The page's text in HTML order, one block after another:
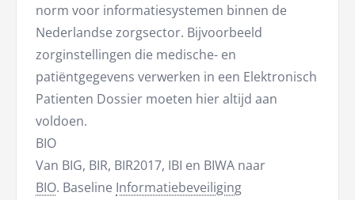
norm voor informatiesystemen binnen de
Nederlandse zorgsector. Bijvoorbeeld
zorginstellingen die medische- en
patiëntgegevens verwerken in een Elektronisch
Patienten Dossier moeten hier altijd aan
voldoen.
BIO
Van BIG, BIR, BIR2017, IBI en BIWA naar
BIO. Baseline Informatiebeveiliging